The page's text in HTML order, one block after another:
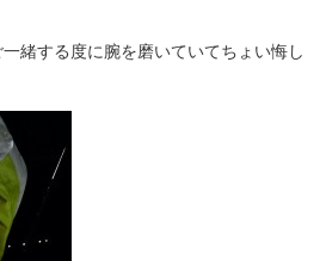
緒する度に腕を磨いていてちょい悔し